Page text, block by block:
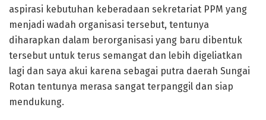
aspirasi kebutuhan keberadaan sekretariat PPM yang
menjadi wadah organisasi tersebut, tentunya
diharapkan dalam berorganisasi yang baru dibentuk
tersebut untuk terus semangat dan lebih digeliatkan
lagi dan saya akui karena sebagai putra daerah Sungai
Rotan tentunya merasa sangat terpanggil dan siap
mendukung.